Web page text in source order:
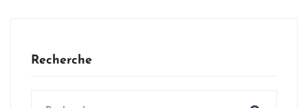
Recherche